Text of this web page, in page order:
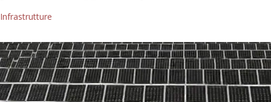
Infrastrutture